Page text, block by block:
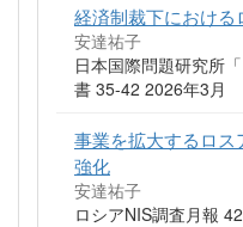
経済制裁下における
安達祐子
日本国際問題研究所
書 35-42 2026年3月
事業を拡大するロ
強化
安達祐子
ロシアNIS調査月報